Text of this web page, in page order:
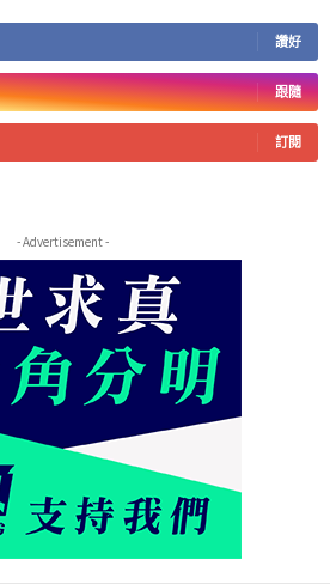
讚好
跟隨
訂閱
- Advertisement -